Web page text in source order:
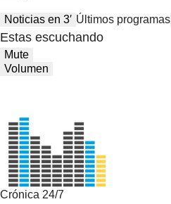
Noticias en 3′ Últimos programas
Estas escuchando
Mute
Volumen
Crónica 24/7